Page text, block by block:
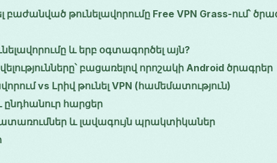
թունելավորումը Free VPN Grass-ում՝
և երբ օգտագործել այն?
բացառելով որոշակի Android ծրագրեր
vs Լրիվ թունել VPN (համեմատություն)
ընդհանուր հարցեր
և լավագույն պրակտիկաներ